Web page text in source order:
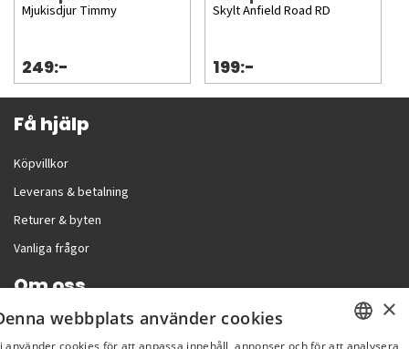
Mjukisdjur Timmy
249:-
Skylt Anfield Road RD
199:-
Få hjälp
Köpvillkor
Leverans & betalning
Returer & byten
Vanliga frågor
Om oss
Företagsinformation
×
webbplats använder cookies
använder cookies för att anpassa innehåll, annonser och för att analysera